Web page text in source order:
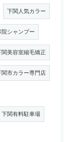
下関人気カラー
シャンプー
関美容室縮毛矯正
関市カラー専門店
下関有料駐車場